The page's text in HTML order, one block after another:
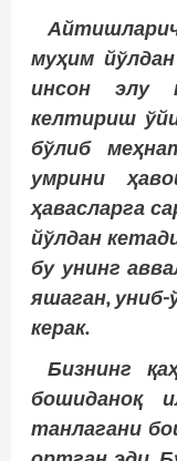
муҳим
инсон элу
келтириш
бўлиб
умрини
ҳавасларга
йўлдан
бу унинг
яшаган, униб-
керак.
Бизнинг
бошиданоқ
танлагани